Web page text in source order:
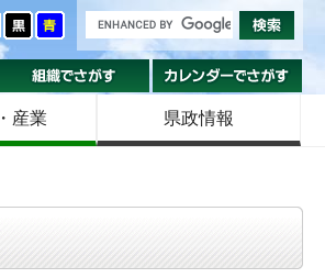
変える
組織でさがす
産業 県政情報